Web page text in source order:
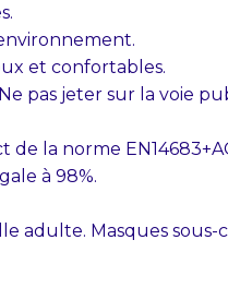
et confortables.
pas jeter sur la voie
la norme
à 98%.
Masques sous-